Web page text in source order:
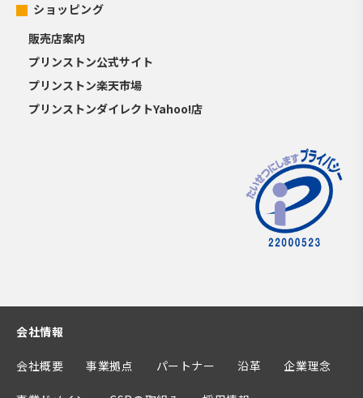
ショッピング
販売店案内
プリンストン公式サイト
プリンストン楽天市場
プリンストンダイレクトYahoo!店
会社情報
会社概要 事業拠点 パートナー 沿革 企業理念